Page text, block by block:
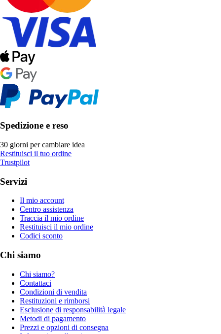
Spedizione e reso
30 giorni per cambiare idea
Restituisci il tuo ordine
Trustpilot
Servizi
Il mio account
Centro assistenza
Traccia il mio ordine
Restituisci il mio ordine
Codici sconto
Chi siamo
Chi siamo?
Contattaci
Condizioni di vendita
Restituzioni e rimborsi
Esclusione di responsabilità legale
Metodi di pagamento
Prezzi e opzioni di consegna